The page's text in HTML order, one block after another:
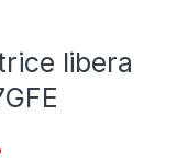
libera